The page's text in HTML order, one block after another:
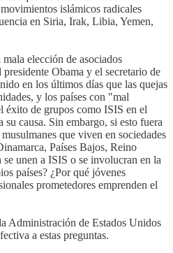
islámicos radicales
en Siria, Irak, Libia, Yemen,
elección de asociados
Obama y el secretario de
en los últimos días que las quejas
y los países con "mal
éxito de grupos como ISIS en el
su causa. Sin embargo, si esto fuera
que viven en sociedades
Países Bajos, Reino
unen a ISIS o se involucran en la
países? ¿Por qué jóvenes
prometedores emprenden el
Administración de Estados Unidos
a estas preguntas.